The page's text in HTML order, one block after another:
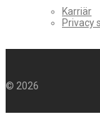
Karriär
Privacy
© 2026